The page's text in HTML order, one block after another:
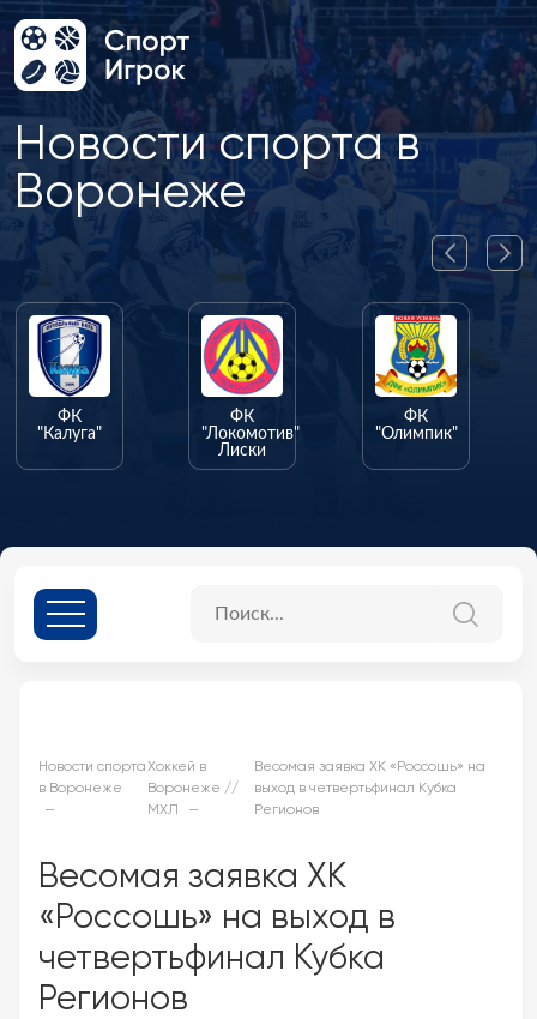
Новости спорта в
Воронеже
ФК
"Калуга"
ФК
"Локомотив"
Лиски
ФК
"Олимпик"
Новости спорта
в Воронеже
Хоккей в
Воронеже //
МХЛ
Весомая заявка ХК «Россошь» на
выход в четвертьфинал Кубка
Регионов
Весомая заявка ХК
«Россошь» на выход в
четвертьфинал Кубка
Регионов